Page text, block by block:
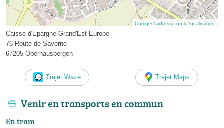
Corriger l’adresse ou la localisation
Caisse d'Epargne Grand'Est Europe
76 Route de Saverne
67205 Oberhausbergen
Trajet Waze Trajet Maps
Venir en transports en commun
En tram